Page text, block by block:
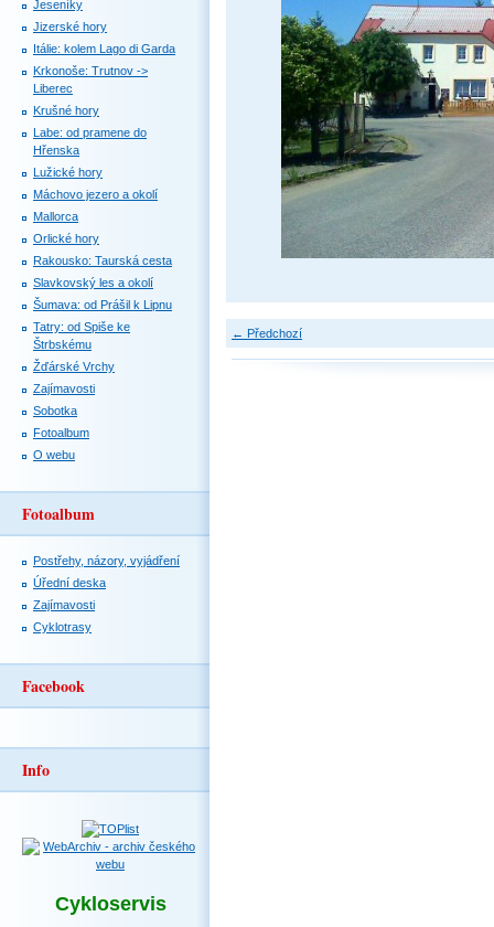
← Předchozí
Jeseníky
Jizerské hory
Itálie: kolem Lago di Garda
Krkonoše: Trutnov ->
Liberec
Krušné hory
Labe: od pramene do
Hřenska
Lužické hory
Máchovo jezero a okolí
Mallorca
Orlické hory
Rakousko: Taurská cesta
Slavkovský les a okolí
Šumava: od Prášil k Lipnu
Tatry: od Spiše ke
Štrbskému
Žďárské Vrchy
Zajímavosti
Sobotka
Fotoalbum
O webu
Fotoalbum
Postřehy, názory, vyjádření
Úřední deska
Zajímavosti
Cyklotrasy
Facebook
Info
Cykloservis